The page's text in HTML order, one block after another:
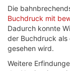
Die
Buchdruck mit
Dadurch konnte
der Buchdruck als
gesehen wird.
Weitere